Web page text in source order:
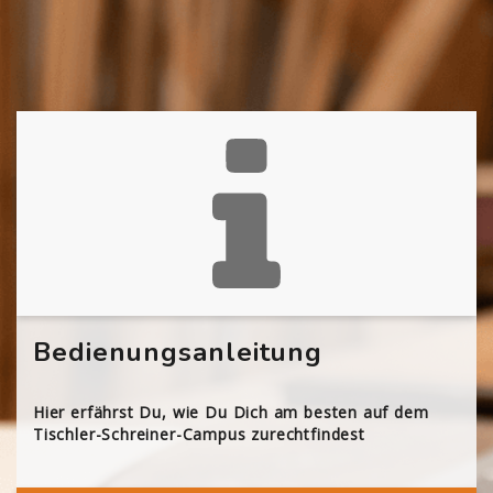
Bedienungsanleitung
Hier erfährst Du, wie Du Dich am besten auf dem
Tischler-Schreiner-Campus zurechtfindest